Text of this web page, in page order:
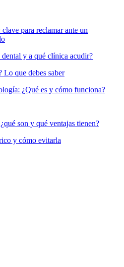
para reclamar ante un
y a qué clínica acudir?
Lo que debes saber
¿Qué es y cómo funciona?
son y qué ventajas tienen?
y cómo evitarla